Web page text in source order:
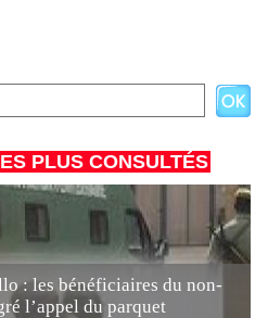
PLUS CONSULTÉS
: les bénéficiaires du non-
l’appel du parquet